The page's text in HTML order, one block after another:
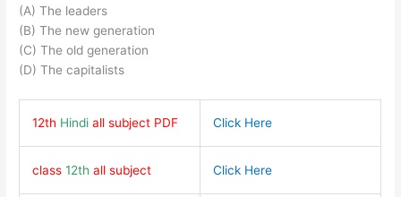
(A) The leaders
(B) The new generation
(C) The old generation
(D) The capitalists
12th Hindi all subject PDF Click Here
class 12th all subject Click Here